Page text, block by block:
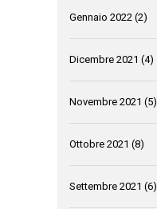
Gennaio 2022 (2)
Dicembre 2021 (4)
Novembre 2021 (5)
Ottobre 2021 (8)
Settembre 2021 (6)